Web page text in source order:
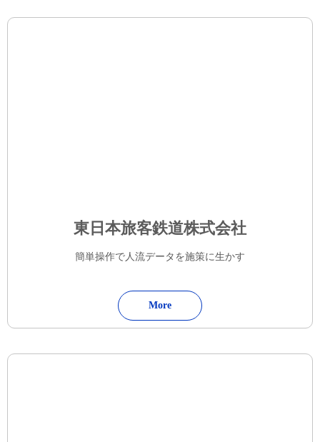
東日本旅客鉄道株式会社
簡単操作で人流データを施策に生かす
More